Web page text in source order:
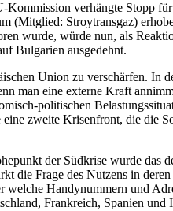
verhängte Stopp
(Mitglied: Stroytransgaz)
wurde, würde nun, als
Bulgarien ausgedehnt.
Union zu verschärfen. In
man eine externe Kraft
politischen
zweite Krisenfront, die die
der Südkrise wurde das
die Frage des Nutzens in
Handynummern und
Frankreich, Spanien und